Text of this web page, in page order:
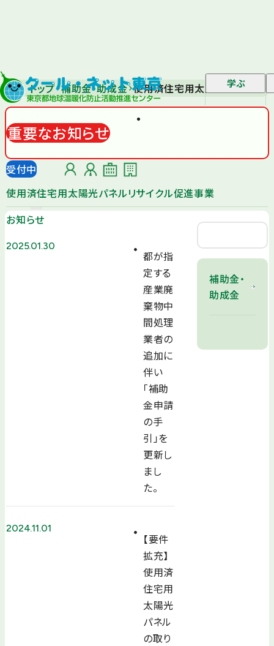
学ぶ
トップ 補助金・助成金 使用済住宅用太陽光パネルリ
重要なお知らせ
受付中
使用済住宅用太陽光パネルリサイクル促進事業
補助金・
助成金
お知らせ
2025.01.30
都が指
定する
産業廃
棄物中
間処理
業者の
追加に
伴い
「補助
金申請
の手
引」を
更新し
まし
た。
2024.11.01
【要件
拡充】
使用済
住宅用
太陽光
パネル
の取り